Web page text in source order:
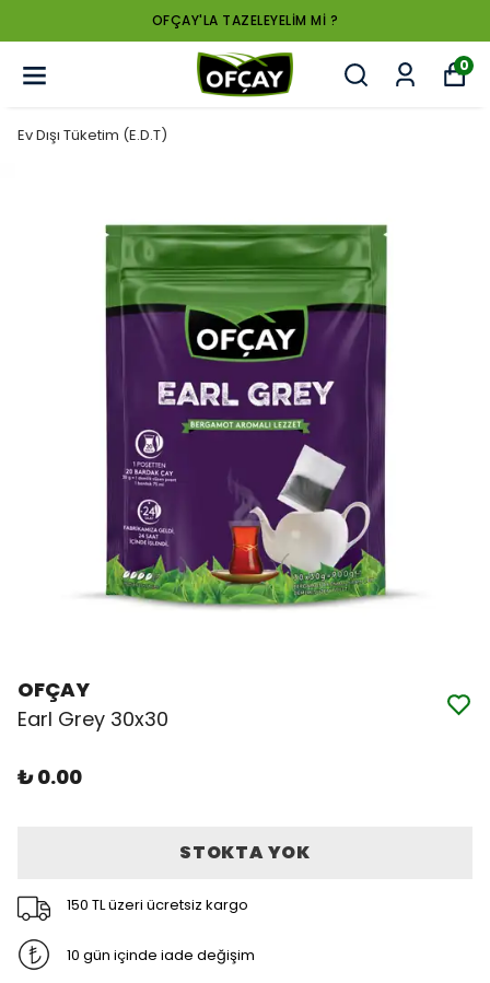
OFÇAY'LA TAZELEYELİM Mİ ?
0
Ev Dışı Tüketim (E.D.T)
OFÇAY
Earl Grey 30x30
₺ 0.00
STOKTA YOK
150 TL üzeri ücretsiz kargo
10 gün içinde iade değişim